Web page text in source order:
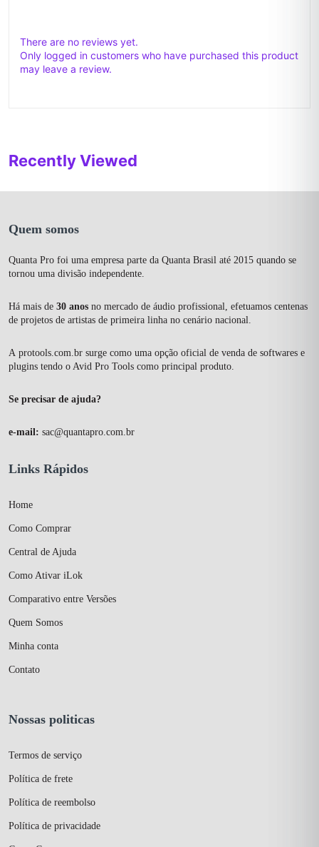
There are no reviews yet.
Only logged in customers who have purchased this product
may leave a review.
Recently Viewed
Quem somos
Quanta Pro foi uma empresa parte da Quanta Brasil até 2015 quando se
tornou uma divisão independente.
Há mais de 30 anos no mercado de áudio profissional, efetuamos centenas
de projetos de artistas de primeira linha no cenário nacional.
A protools.com.br surge como uma opção oficial de venda de softwares e
plugins tendo o Avid Pro Tools como principal produto.
Se precisar de ajuda?
e-mail: sac@quantapro.com.br
Links Rápidos
Home
Como Comprar
Central de Ajuda
Como Ativar iLok
Comparativo entre Versões
Quem Somos
Minha conta
Contato
Nossas politicas
Termos de serviço
Política de frete
Política de reembolso
Política de privacidade